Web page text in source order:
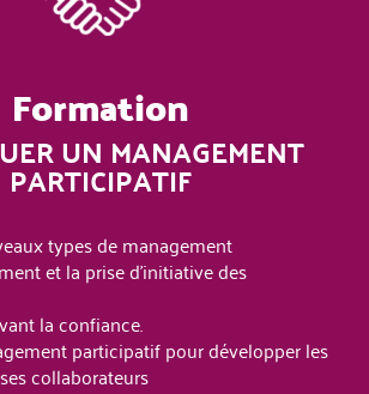
Formation
UN MANAGEMENT
PARTICIPATIF
types de management
et la prise d’initiative des
la confiance.
participatif pour développer les
collaborateurs